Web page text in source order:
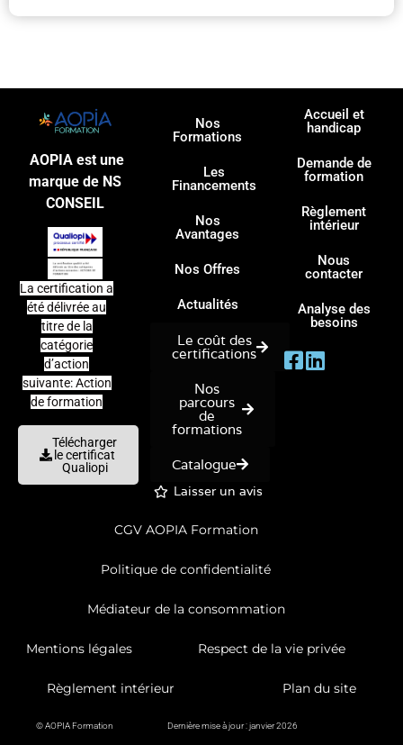
AOPIA est une
marque de NS
CONSEIL
La certification a
été délivrée au
titre de la
catégorie
d’action
suivante: Action
de formation
Télécharger
le certificat
Qualiopi
Nos
Formations
Les
Financements
Nos
Avantages
Nos Offres
Actualités
Le coût des
certifications
Nos
parcours
de
formations
Catalogue
Laisser un avis
Accueil et
handicap
Demande de
formation
Règlement
intérieur
Nous
contacter
Analyse des
besoins
CGV AOPIA Formation
Politique de confidentialité
Médiateur de la consommation
Mentions légales Respect de la vie privée
Règlement intérieur Plan du site
© AOPIA Formation Dernière mise à jour : janvier 2026